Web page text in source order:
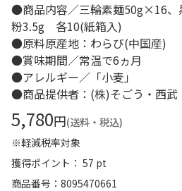
●商品内容／三輪素麺50g×16、
粉3.5g 各10(紙箱入)
●原料原産地：わらび(中国産)
●賞味期間／常温で6ヵ月
●アレルギー／「小麦」
●商品提供者：(株)そごう・西
5,780円(送料・税込)
※軽減税率対象
獲得ポイント： 57 pt
商品番号
8095470661